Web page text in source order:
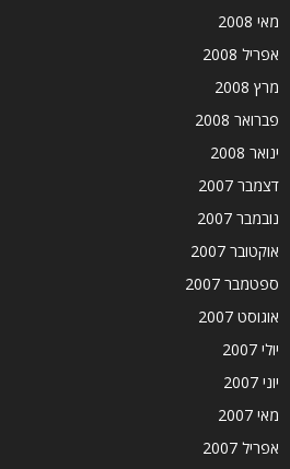
מאי 2008
אפריל 2008
מרץ 2008
פברואר 2008
ינואר 2008
דצמבר 2007
נובמבר 2007
אוקטובר 2007
ספטמבר 2007
אוגוסט 2007
יולי 2007
יוני 2007
מאי 2007
אפריל 2007